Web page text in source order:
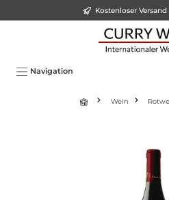
Kostenloser
Navigation
Wein